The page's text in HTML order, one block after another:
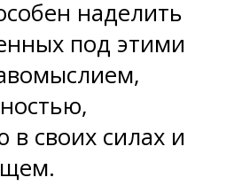
наделить
под этими
в своих силах и